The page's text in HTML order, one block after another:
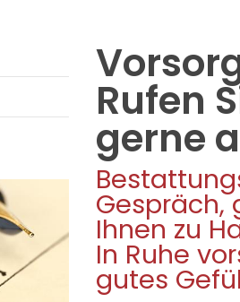
Rufen
gerne
Gespräch,
Ihnen zu
In Ruhe
gutes